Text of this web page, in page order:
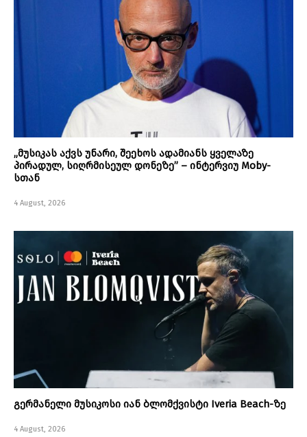
„მუსიკას აქვს უნარი, შეეხოს ადამიანს ყველაზე
პირადულ, სიღრმისეულ დონეზე” – ინტერვიუ Moby-
სთან
4 August, 2026
გერმანელი მუსიკოსი იან ბლომქვისტი Iveria Beach-ზე
4 August, 2026